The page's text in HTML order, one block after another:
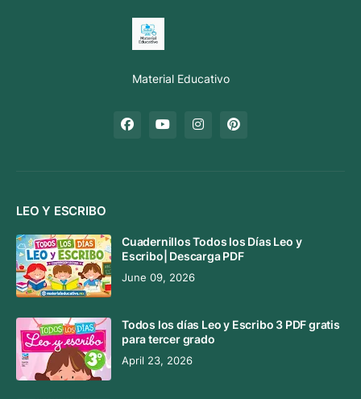
Material Educativo
LEO Y ESCRIBO
Cuadernillos Todos los Días Leo y
Escribo| Descarga PDF
June 09, 2026
Todos los días Leo y Escribo 3 PDF gratis
para tercer grado
April 23, 2026